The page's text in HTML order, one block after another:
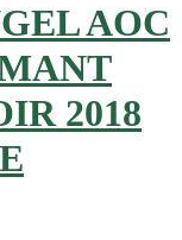
AOC
2018